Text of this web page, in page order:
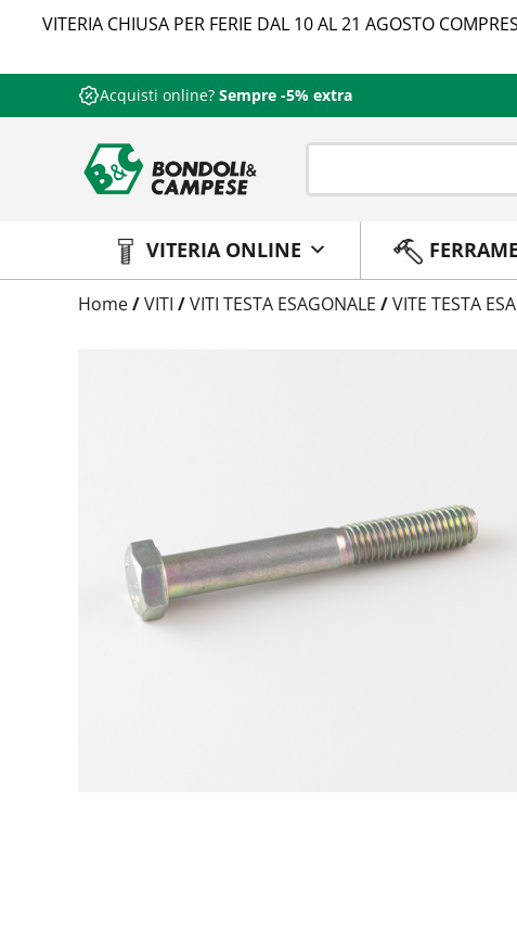
VITERIA CHIUSA PER FERIE DAL 10 AL 21 AGOSTO
Acquisti online? Sempre -5% extra
VITERIA ONLINE
Trattamento
(per conf.)
Home/VITI /VITI TESTA ESAGONALE /VITE TESTA